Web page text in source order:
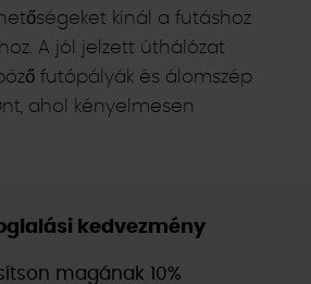
kínál a futáshoz
A jól jelzett úthálózat
futópályák és álomszép
ahol kényelmesen
kedvezmény
magának 10%